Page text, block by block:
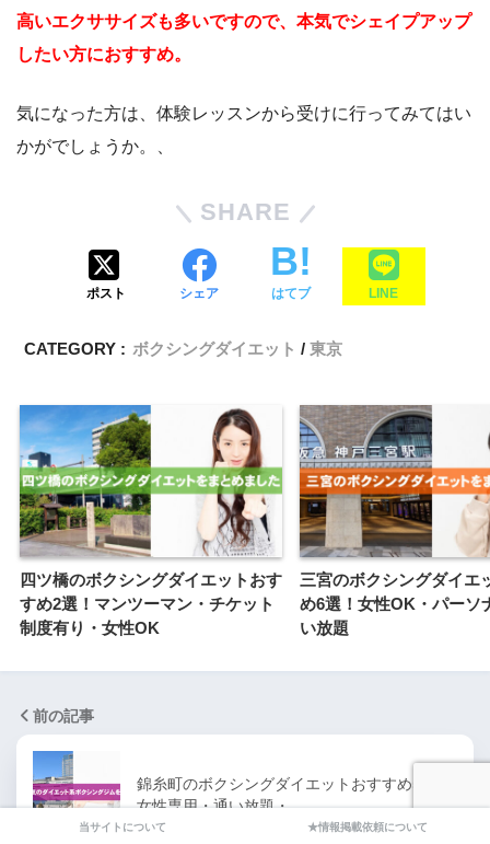
高いエクササイズも多いですので、本気でシェイプアップ
したい方におすすめ。
気になった方は、体験レッスンから受けに行ってみてはい
かがでしょうか。、
SHARE
ポスト シェア はてブ LINE
CATEGORY : ボクシングダイエット 東京
四ツ橋のボクシングダイエットおす
すめ2選！マンツーマン・チケット
制度有り・女性OK
三宮のボクシングダイエ
め6選！女性OK・パーソ
い放題
前の記事
錦糸町のボクシングダイエットおすすめ5選！
女性専用・通い放題・…
当サイトについて ★情報掲載依頼について